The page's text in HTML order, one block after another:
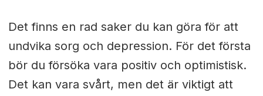
Det finns en rad saker du kan göra för att
undvika sorg och depression. För det första
bör du försöka vara positiv och optimistisk.
Det kan vara svårt, men det är viktigt att